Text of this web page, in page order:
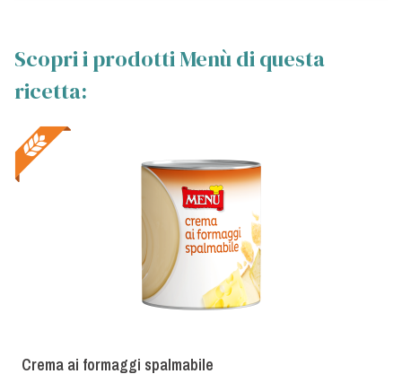
Scopri i prodotti Menù di questa
ricetta:
Crema ai formaggi spalmabile